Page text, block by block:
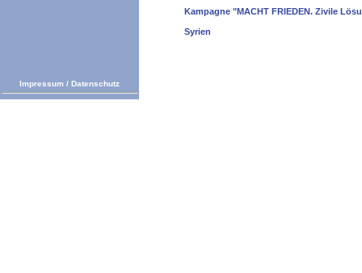
Kampagne "MACHT FRIEDEN. Zivile
Syrien
Impressum / Datenschutz